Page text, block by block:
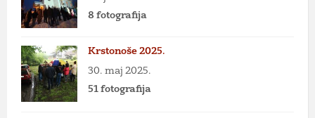
8 fotografija
Krstonoše 2025.
30. maj 2025.
51 fotografija